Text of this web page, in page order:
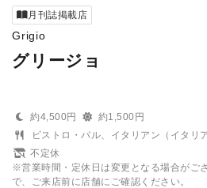
月刊誌掲載店
Grigio
グリージョ
約4,500円
約1,500円
ビストロ・バル、イタリアン（イタリ
不定休
※営業時間・定休日は変更となる場合がご
で、ご来店前に店舗にご確認ください。